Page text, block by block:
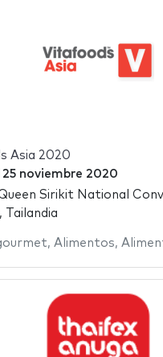
Asia 2020
25 noviembre 2020
Sirikit National
Tailandia
, Alimentos,